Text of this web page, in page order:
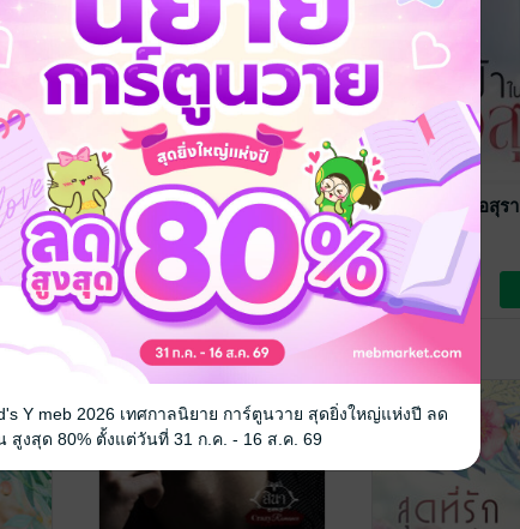
ขอ
ภรรยาของจ้าวอสูร
สินา / หันหรร
นิยายรัก
5 Rating
นางฟ้าในมืออสุรา
สินา
/ หันหรร
นิยายรัก
15 Rating
Y meb 2026 เทศกาลนิยาย การ์ตูนวาย สุดยิ่งใหญ่แห่งปี ลด
สูงสุด 80% ตั้งแต่วันที่ 31 ก.ค. - 16 ส.ค. 69